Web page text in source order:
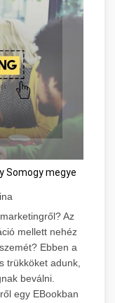
Somogy megye
Az
mellett nehéz
Ebben a
trükköket adunk,
beválni.
egy EBookban